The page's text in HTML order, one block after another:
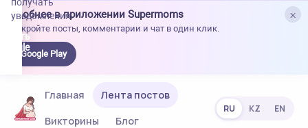
×
Удобнее в приложении Supermoms
Откройте посты, комментарии и чат в один клик.
Google Play
уведомления.
Главная
Лента постов
Викторины
Блог
RU KZ EN